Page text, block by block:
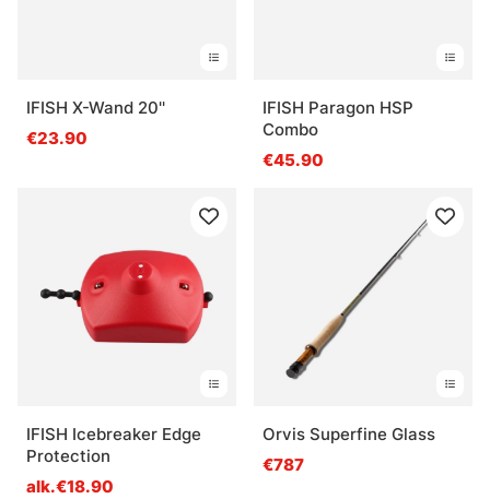
IFISH X-Wand 20''
€23.90
IFISH Paragon HSP
Combo
€45.90
IFISH Icebreaker Edge
Protection
alk.€18.90
Orvis Superfine Glass
€787